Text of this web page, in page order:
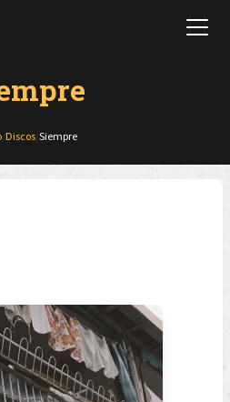
/ Discos/ Siempre